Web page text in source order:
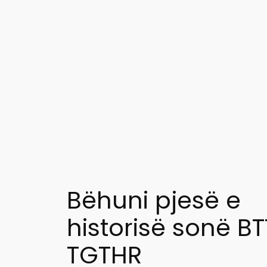
Bëhuni pjesë e
historisë sonë
TGTHR